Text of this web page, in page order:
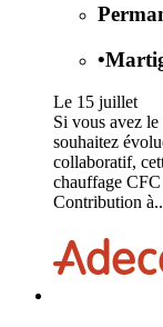
•
Le 15 juillet
Si vous avez
souhaitez
collaboratif,
chauffage
Contribution